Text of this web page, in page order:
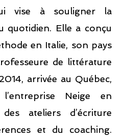
vise à souligner la
quotidien. Elle a conçu
en Italie, son pays
de littérature
arrivée au Québec,
Neige en
ateliers d’écriture
et du coaching.